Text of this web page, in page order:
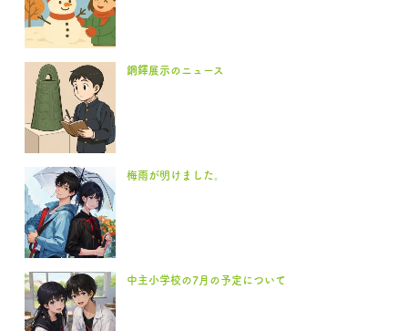
銅鐸展示のニュース
梅雨が明けました。
中主小学校の7月の予定について